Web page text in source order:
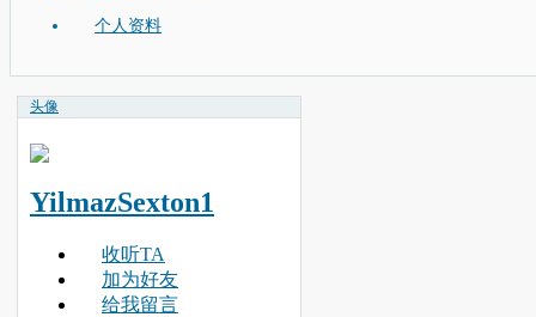
个人资料
头像
YilmazSexton1
收听TA
加为好友
给我留言